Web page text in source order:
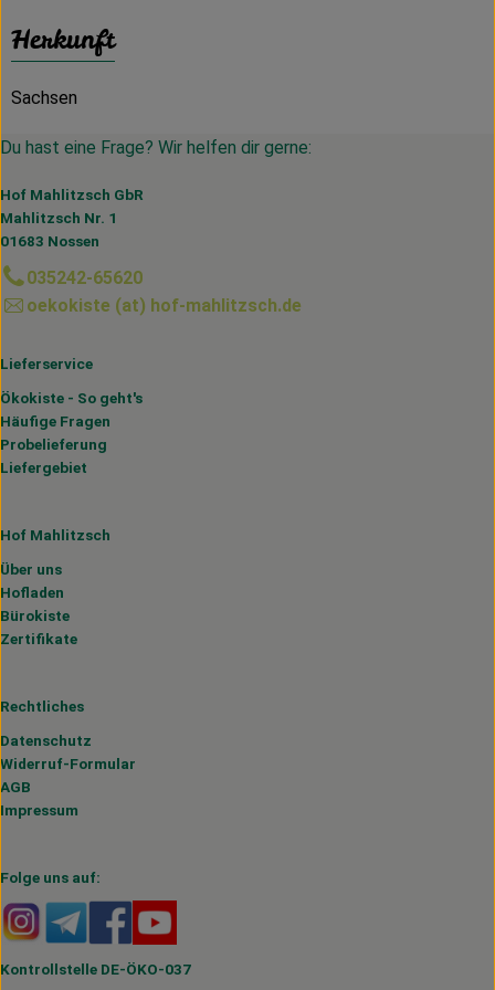
Herkunft
Sachsen
Du hast eine Frage? Wir helfen dir gerne:
Hof Mahlitzsch GbR
Mahlitzsch Nr. 1
01683 Nossen
035242-65620
oekokiste (at) hof-mahlitzsch.de
Lieferservice
Ökokiste - So geht's
Häufige Fragen
Probelieferung
Liefergebiet
Hof Mahlitzsch
Über uns
Hofladen
Bürokiste
Zertifikate
Rechtliches
Datenschutz
Widerruf-Formular
AGB
Impressum
Folge uns auf:
Externer Link zu https://www.instagram.com/
Externer Link zu https://t.me/s/hofmahlitzsch
Externer Link zu https://www.facebook.com/
Kontrollstelle DE-ÖKO-037